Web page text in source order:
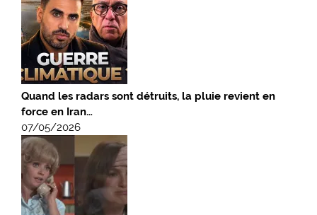
Quand les radars sont détruits, la pluie revient en
force en Iran…
07/05/2026